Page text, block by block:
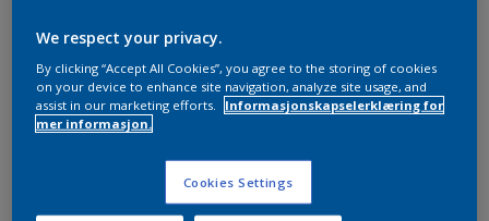
We respect your privacy.
By clicking “Accept All Cookies”, you agree to the storing of cookies
on your device to enhance site navigation, analyze site usage, and
assist in our marketing efforts.
Informasjonskapselerklæring for
mer informasjon.
Cookies Settings